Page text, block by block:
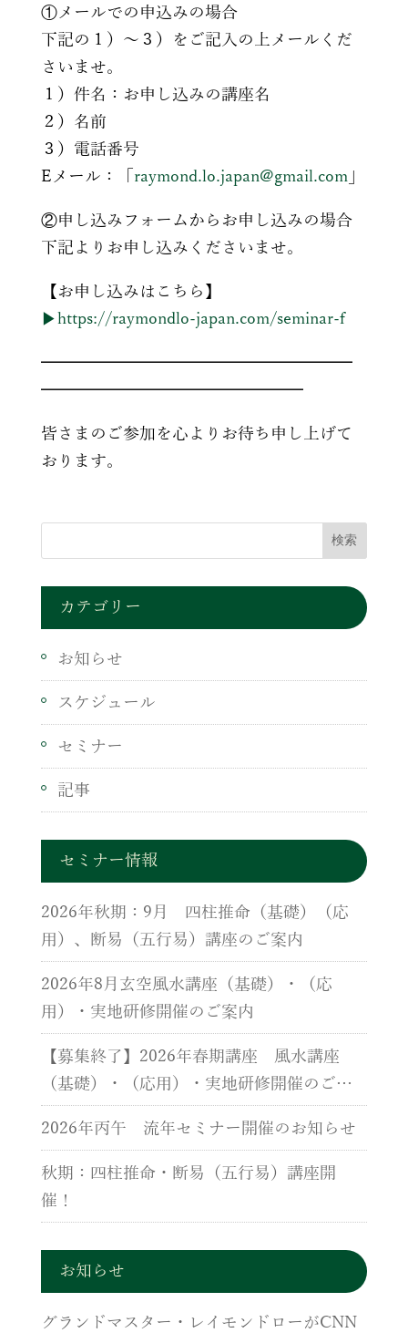
①メールでの申込みの場合
下記の１）〜３）をご記入の上メールくだ
さいませ。
１）件名：お申し込みの講座名
２）名前
３）電話番号
Eメール：「 raymond.lo.japan@gmail.com」
②申し込みフォームからお申し込みの場合
下記よりお申し込みくださいませ。
【お申し込みはこちら】
▶https://raymondlo-japan.com/seminar-f
━━━━━━━━━━━━━━━━━━━
━━━━━━━━━━━━━━━━
皆さまのご参加を心よりお待ち申し上げて
おります。
カテゴリー
お知らせ
スケジュール
セミナー
記事
セミナー情報
2026年秋期：9月 四柱推命（基礎）（応
用）、断易（五行易）講座のご案内
2026年8月玄空風水講座（基礎）・（応
用）・実地研修開催のご案内
【募集終了】2026年春期講座 風水講座
（基礎）・（応用）・実地研修開催のご案
内
2026年丙午 流年セミナー開催のお知らせ
秋期：四柱推命・断易（五行易）講座開
催！
お知らせ
グランドマスター・レイモンドローがCNN